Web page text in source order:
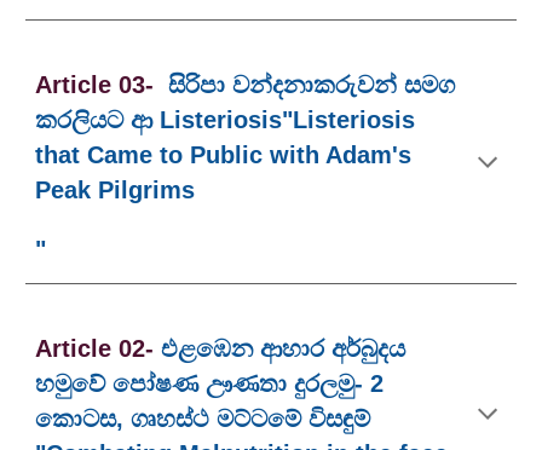
Article03-සිරිපා වන්දනාකරුවන් සමග
කරලියට ආ Listeriosis"Listeriosis
that Came to Public with Adam's
Peak Pilgrims
"
Article 02-එළඹෙන ආහාර අර්බුදය
හමුවේ පෝෂණ ඌණතා දුරලමු- 2
කොටස, ගෘහස්ථ මට්ටමේ විසඳුම්